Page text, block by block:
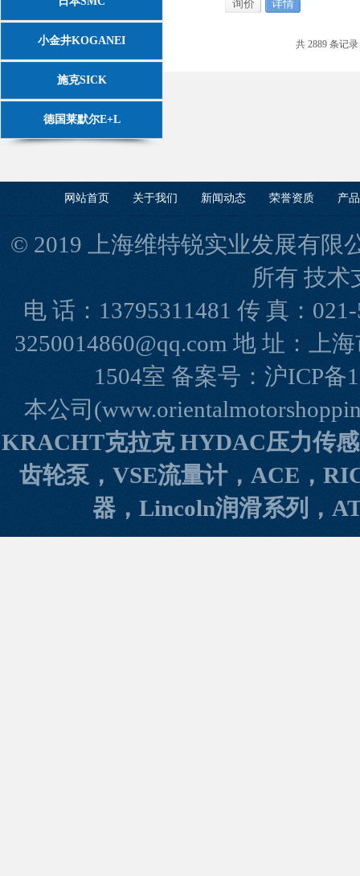
小金井KOGANEI
施克SICK
德国莱默尔E+L
询价 详情
共 2889 条记
网站首页 关于我们 新闻动态 荣誉资质 产
© 2019 上海维特锐实业发展有限
所有 技术
电 话：13795311481 传 真：
3250014860@qq.com 地 址：上
1504室 备案号： 沪ICP备
本公司
KRACHT克拉克 HYDAC压力传
齿轮泵，VSE流量计，ACE，
器，Lincoln润滑系列，